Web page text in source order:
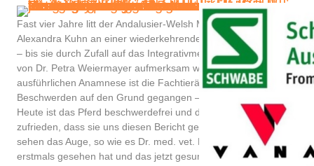
Fast vier Jahre litt der Andalusier-Welsh Mix von Dipl.-Ing.
Alexandra Kuhn an einer wiederkehrenden Augenentzündung
– bis sie durch Zufall auf das Integrativmedizinische Konzept
von Dr. Petra Weiermayer aufmerksam wurde. In einer
ausführlichen Anamnese ist die Fachtierärztin den
Beschwerden auf den Grund gegangen – und konnte helfen.
Heute ist das Pferd beschwerdefrei und die Besitzerin so
zufrieden, dass sie uns diesen Bericht geschrieben hat. Hier
sehen das Auge, so wie es Dr. med. vet. Petra Weiermayer
erstmals gesehen hat und das jetzt gesunde Auge. (© privat)